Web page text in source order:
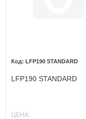
LFP190 STANDARD
LFP190 STANDARD
ЦЕНА: